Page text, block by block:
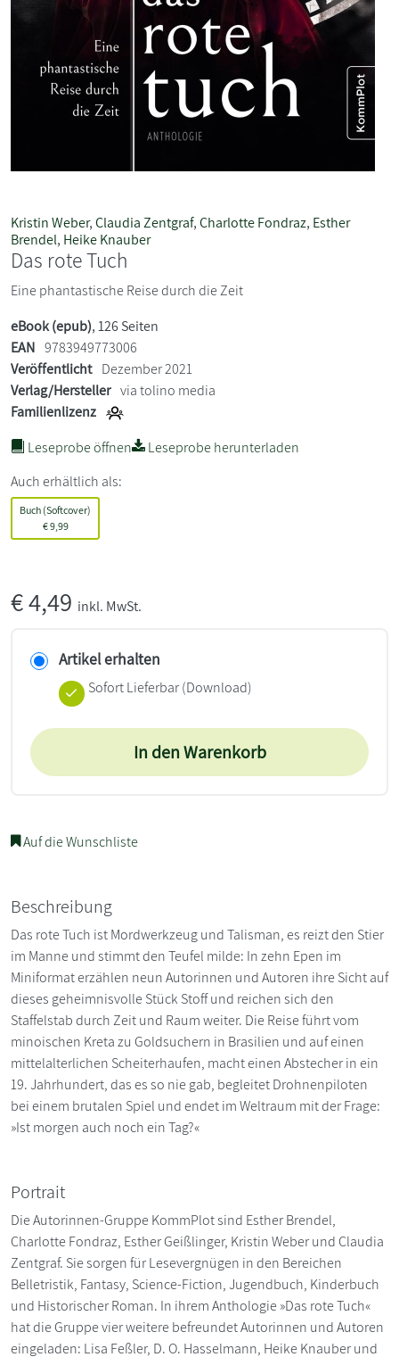
Kristin Weber,Claudia Zentgraf,Charlotte Fondraz, Esther
Brendel, Heike Knauber
Das rote Tuch
Eine phantastische Reise durch die Zeit
eBook (epub), 126 Seiten
EAN 9783949773006
Veröffentlicht Dezember 2021
Verlag/Hersteller via tolino media
Familienlizenz
Leseprobe öffnen
Leseprobe herunterladen
Auch erhältlich als:
Buch (Softcover)
€9,99
€4,49 inkl. MwSt.
Artikel erhalten
Sofort Lieferbar (Download)
In den Warenkorb
Auf die Wunschliste
Beschreibung
Das rote Tuch ist Mordwerkzeug und Talisman, es reizt den Stier
im Manne und stimmt den Teufel milde: In zehn Epen im
Miniformat erzählen neun Autorinnen und Autoren ihre Sicht auf
dieses geheimnisvolle Stück Stoff und reichen sich den
Staffelstab durch Zeit und Raum weiter. Die Reise führt vom
minoischen Kreta zu Goldsuchern in Brasilien und auf einen
mittelalterlichen Scheiterhaufen, macht einen Abstecher in ein
19. Jahrhundert, das es so nie gab, begleitet Drohnenpiloten
bei einem brutalen Spiel und endet im Weltraum mit der Frage:
»Ist morgen auch noch ein Tag?«
Portrait
Die Autorinnen-Gruppe KommPlot sind Esther Brendel,
Charlotte Fondraz, Esther Geißlinger, Kristin Weber und Claudia
Zentgraf. Sie sorgen für Lesevergnügen in den Bereichen
Belletristik, Fantasy, Science-Fiction, Jugendbuch, Kinderbuch
und Historischer Roman. In ihrem Anthologie »Das rote Tuch«
hat die Gruppe vier weitere befreundet Autorinnen und Autoren
eingeladen: Lisa Feßler, D. O. Hasselmann, Heike Knauber und